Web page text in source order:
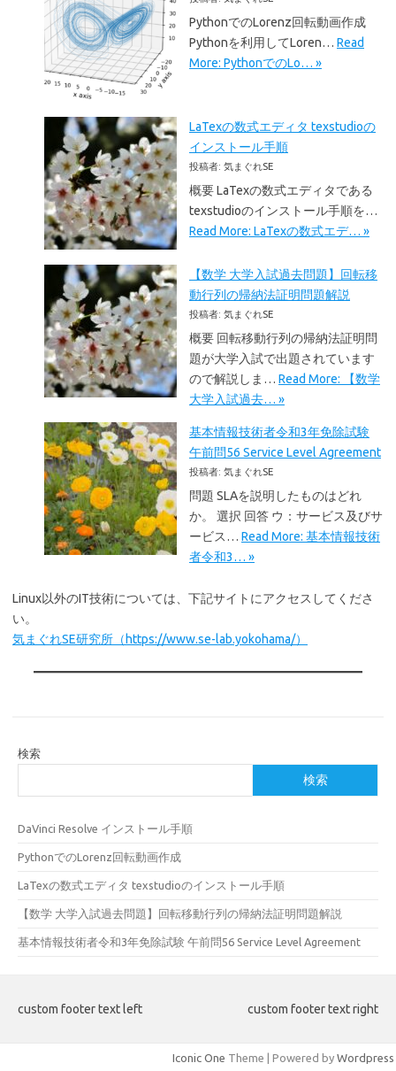
PythonでのLorenz回転動画作成
Pythonを利用してLoren… Read
More: PythonでのLo… »
LaTexの数式エディタ texstudioの
インストール手順
投稿者: 気まぐれSE
概要 LaTexの数式エディタである
texstudioのインストール手順を…
Read More: LaTexの数式エデ… »
【数学 大学入試過去問題】回転移
動行列の帰納法証明問題解説
投稿者: 気まぐれSE
概要 回転移動行列の帰納法証明問
題が大学入試で出題されています
ので解説しま… Read More: 【数学
大学入試過去… »
基本情報技術者令和3年免除試験
午前問56 Service Level Agreement
投稿者: 気まぐれSE
問題 SLAを説明したものはどれ
か。 選択 回答 ウ：サービス及びサ
ービス… Read More: 基本情報技術
者令和3… »
Linux以外のIT技術については、下記サイトにアクセスしてくださ
い。
気まぐれSE研究所（https://www.se-lab.yokohama/）
検索
検索
DaVinci Resolve インストール手順
PythonでのLorenz回転動画作成
LaTexの数式エディタ texstudioのインストール手順
【数学 大学入試過去問題】回転移動行列の帰納法証明問題解説
基本情報技術者令和3年免除試験 午前問56 Service Level Agreement
custom footer text left custom footer text right
Iconic One Theme | Powered by Wordpress